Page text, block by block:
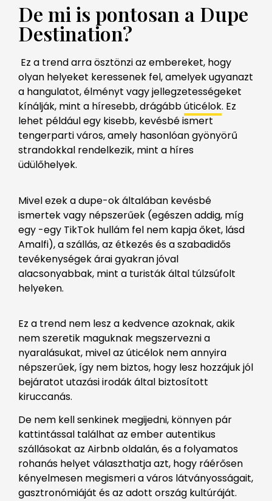
De mi is pontosan a Dupe
Destination?
Ez a trend arra ösztönzi az embereket, hogy
olyan helyeket keressenek fel, amelyek ugyanazt
a hangulatot, élményt vagy jellegzetességeket
kínálják, mint a híresebb, drágábbúticélok. Ez
lehet például egy kisebb, kevésbé ismert
tengerparti város, amely hasonlóan gyönyörű
strandokkal rendelkezik, mint a híres
üdülőhelyek.
Mivel ezek a dupe-ok általában kevésbé
ismertek vagy népszerűek (egészen addig, míg
egy -egy TikTok hullám fel nem kapja őket, lásd
Amalfi), a szállás, az étkezés és a szabadidős
tevékenységek árai gyakran jóval
alacsonyabbak, mint a turisták által túlzsúfolt
helyeken.
Ez a trend nem lesz a kedvence azoknak, akik
nem szeretik maguknak megszervezni a
nyaralásukat, mivel az úticélok nem annyira
népszerűek, így nem biztos, hogy lesz hozzájuk jól
bejáratot utazási irodák által biztosított
kiruccanás.
De nem kell senkinek megijedni, könnyen pár
kattintással találhat az ember autentikus
szállásokat az Airbnb oldalán, és a folyamatos
rohanás helyet választhatja azt, hogy ráérősen
kényelmesen megismeri a város látványosságait,
gasztronómiáját és az adott ország kultúráját.